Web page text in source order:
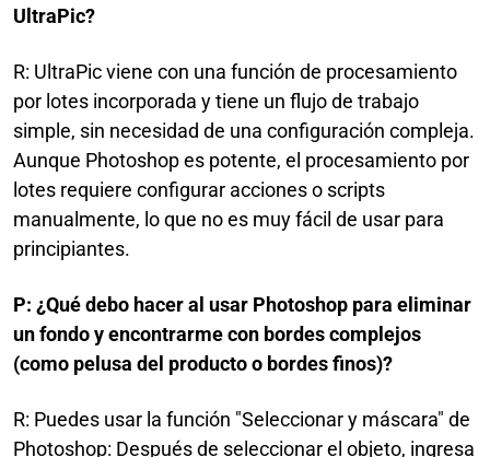
UltraPic?
R: UltraPic viene con una función de procesamiento
por lotes incorporada y tiene un flujo de trabajo
simple, sin necesidad de una configuración compleja.
Aunque Photoshop es potente, el procesamiento por
lotes requiere configurar acciones o scripts
manualmente, lo que no es muy fácil de usar para
principiantes.
P: ¿Qué debo hacer al usar Photoshop para eliminar
un fondo y encontrarme con bordes complejos
(como pelusa del producto o bordes finos)?
R: Puedes usar la función "Seleccionar y máscara" de
Photoshop: Después de seleccionar el objeto, ingresa